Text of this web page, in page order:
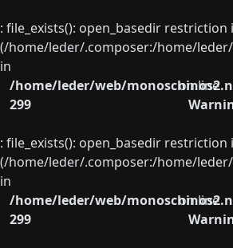
: file_exists(): open_basedir
(/home/leder/.composer:/home/
in
/home/leder/web/
on line
299
: file_exists(): open_basedir
(/home/leder/.composer:/home/
in
/home/leder/web/
on line
299